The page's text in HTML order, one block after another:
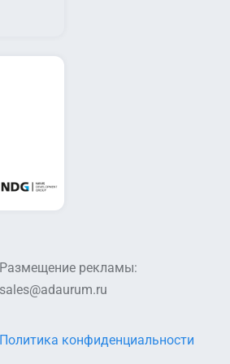
Размещение рекламы:
sales@adaurum.ru
Политика конфиденциальности